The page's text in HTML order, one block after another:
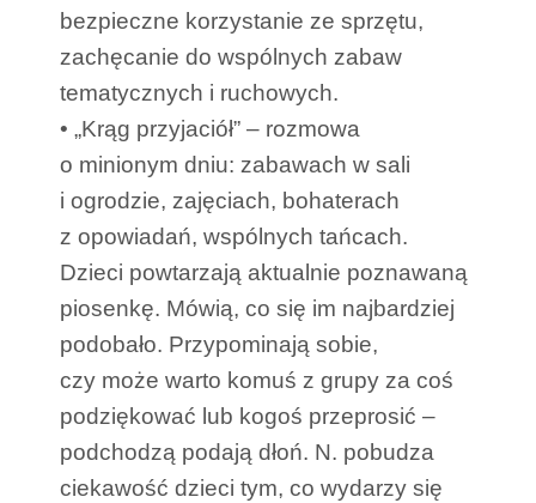
bezpieczne korzystanie ze sprzętu,
zachęcanie do wspólnych zabaw
tematycznych i ruchowych.
• „Krąg przyjaciół” – rozmowa
o minionym dniu: zabawach w sali
i ogrodzie, zajęciach, bohaterach
z opowiadań, wspólnych tańcach.
Dzieci powtarzają aktualnie poznawaną
piosenkę. Mówią, co się im najbardziej
podobało. Przypominają sobie,
czy może warto komuś z grupy za coś
podziękować lub kogoś przeprosić –
podchodzą podają dłoń. N. pobudza
ciekawość dzieci tym, co wydarzy się